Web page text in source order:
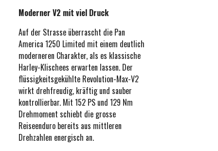
Moderner V2 mit viel Druck
Auf der Strasse überrascht die Pan
America 1250 Limited mit einem deutlich
moderneren Charakter, als es klassische
Harley-Klischees erwarten lassen. Der
flüssigkeitsgekühlte Revolution-Max-V2
wirkt drehfreudig, kräftig und sauber
kontrollierbar. Mit 152 PS und 129 Nm
Drehmoment schiebt die grosse
Reiseenduro bereits aus mittleren
Drehzahlen energisch an.